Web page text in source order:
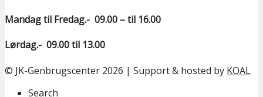
Mandag til Fredag.- 09.00 – til 16.00
Lørdag.- 09.00 til 13.00
© JK-Genbrugscenter 2026 | Support & hosted by KOAL
Search